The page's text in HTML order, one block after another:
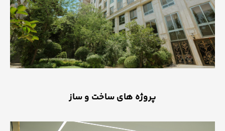
پروژه های ساخت و ساز